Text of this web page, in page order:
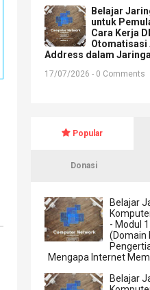
Belajar
untuk
Cara Kerja
Otomatisasi
Address dalam
17/07/2026 - 0 Comments
Popular
Donasi
Belajar
- Modul
(Domain
Mengapa Internet
Belajar